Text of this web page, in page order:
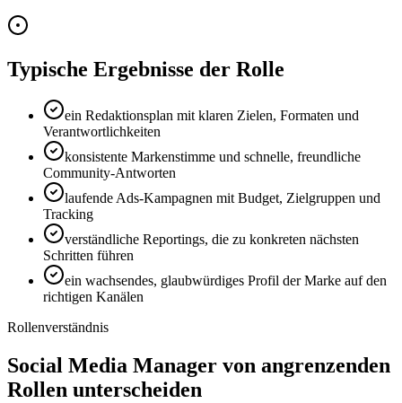
Typische Ergebnisse der Rolle
ein Redaktionsplan mit klaren Zielen, Formaten und
Verantwortlichkeiten
konsistente Markenstimme und schnelle, freundliche
Community-Antworten
laufende Ads-Kampagnen mit Budget, Zielgruppen und
Tracking
verständliche Reportings, die zu konkreten nächsten
Schritten führen
ein wachsendes, glaubwürdiges Profil der Marke auf den
richtigen Kanälen
Rollenverständnis
Social Media Manager von angrenzenden
Rollen unterscheiden